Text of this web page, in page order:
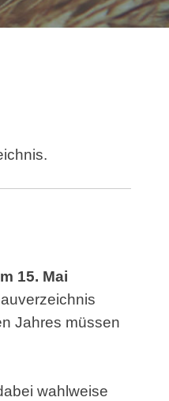
15. Mai
Jahres müssen
wahlweise